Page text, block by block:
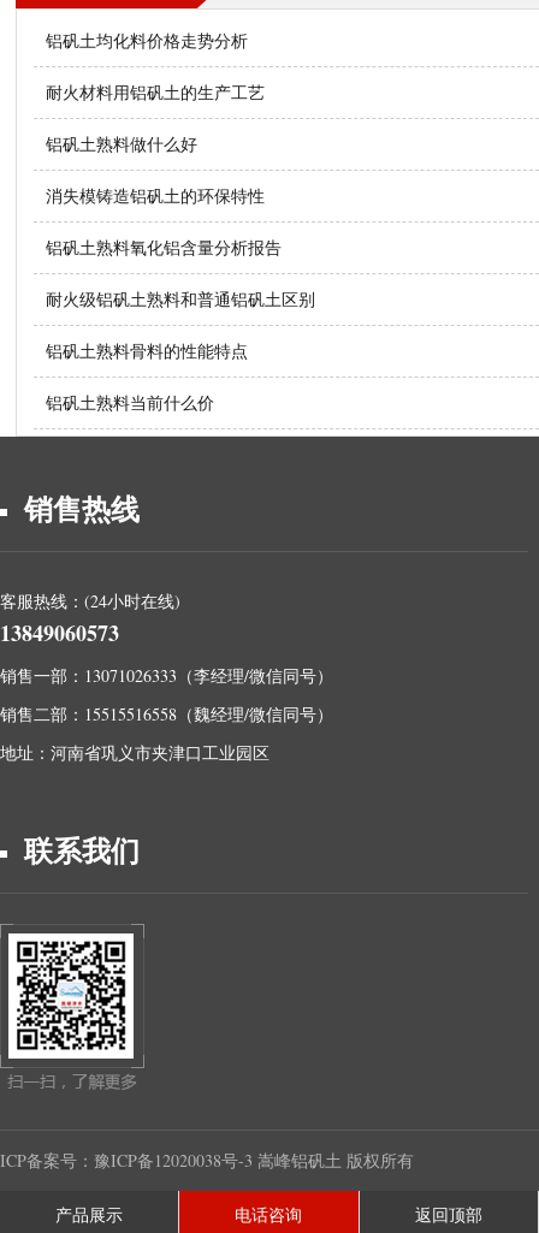
铝矾土均化料价格走势分析
耐火材料用铝矾土的生产工艺
铝矾土熟料做什么好
消失模铸造铝矾土的环保特性
铝矾土熟料氧化铝含量分析报告
耐火级铝矾土熟料和普通铝矾土区别
铝矾土熟料骨料的性能特点
铝矾土熟料当前什么价
销售热线
客服热线：(24小时在线)
13849060573
销售一部：13071026333（李经理/微信同号）
销售二部：15515516558（魏经理/微信同号）
地址：河南省巩义市夹津口工业园区
联系我们
ICP备案号： 豫ICP备12020038号-3 嵩峰铝矾土 版权所有
产品展示 电话咨询 返回顶部